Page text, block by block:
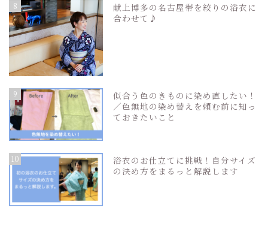
8
献上博多の名古屋帯を絞りの浴衣に
合わせて♪
9
似合う色のきものに染め直したい！
／色無地の染め替えを頼む前に知っ
ておきたいこと
10
浴衣のお仕立てに挑戦！自分サイズ
の決め方をまるっと解説します